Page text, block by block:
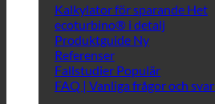
Kalkylator för sparande
ecoturbino® i detalj
Produktguide
Referenser
Fallstudier
FAQ | Vanliga frågor och svar